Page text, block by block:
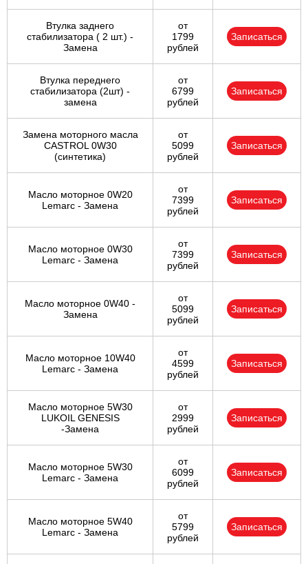
Втулка заднего
стабилизатора ( 2 шт.) -
Замена
от
1799
рублей
Записаться
Втулка переднего
стабилизатора (2шт) -
замена
от
6799
рублей
Записаться
Замена моторного масла
CASTROL 0W30
(синтетика)
от
5099
рублей
Записаться
Масло моторное 0W20
Lemarc - Замена
от
7399
рублей
Записаться
Масло моторное 0W30
Lemarc - Замена
от
7399
рублей
Записаться
Масло моторное 0W40 -
Замена
от
5099
рублей
Записаться
Масло моторное 10W40
Lemarc - Замена
от
4599
рублей
Записаться
Масло моторное 5W30
LUKOIL GENESIS
-Замена
от
2999
рублей
Записаться
Масло моторное 5W30
Lemarc - Замена
от
6099
рублей
Записаться
Масло моторное 5W40
Lemarc - Замена
от
5799
рублей
Записаться